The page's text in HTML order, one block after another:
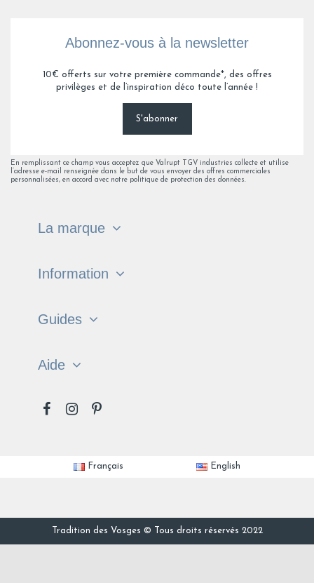
Abonnez-vous à la newsletter
10€ offerts sur votre première commande*, des offres
privilèges et de l’inspiration déco toute l’année !
S'abonner
En remplissant ce champ vous acceptez que Valrupt TGV industries collecte et utilise
l’adresse e-mail renseignée dans le but de vous envoyer des offres commerciales
personnalisées, en accord avec notre politique de protection des données.
La marque
Information
Guides
Aide
Français English
Tradition des Vosges © Tous droits réservés 2022